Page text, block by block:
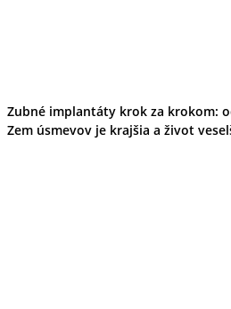
Zubné implantáty krok za krokom:
Zem úsmevov je krajšia a život